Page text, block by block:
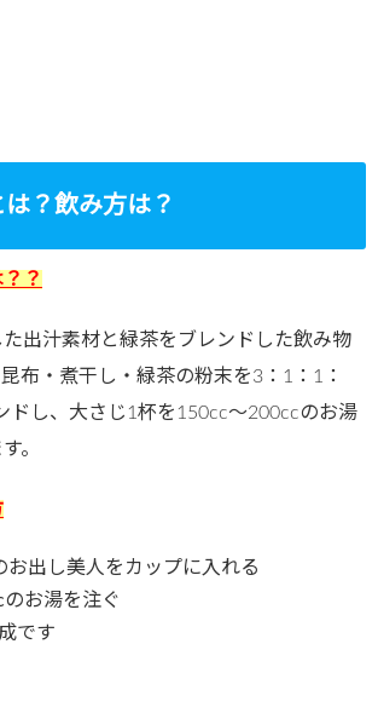
？飲み方は？
？
出汁素材と緑茶をブレンドした飲み物
布・煮干し・緑茶の粉末を3：1：1：
ドし、大さじ1杯を150cc～200ccのお湯
。
お出し美人をカップに入れる
お湯を注ぐ
です